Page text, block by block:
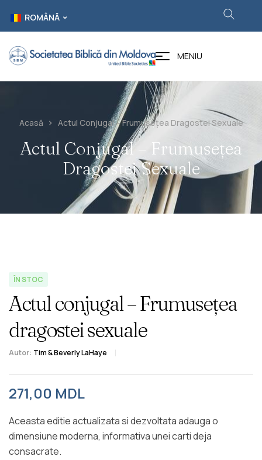
ROMÂNĂ
MENIU
Acasă Actul Conjugal – Frumusețea Dragostei Sexuale
Actul Conjugal – Frumusețea
Dragostei Sexuale
ÎN STOC
Actul conjugal – Frumusețea
dragostei sexuale
Autor: Tim & Beverly LaHaye
271,00 MDL
Aceasta editie actualizata si dezvoltata adauga o
dimensiune moderna, informativa unei carti deja
consacrate.